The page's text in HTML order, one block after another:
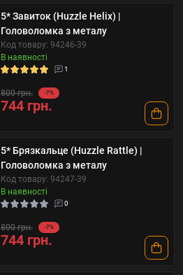
5* Завиток (Huzzle Helix) |
Головоломка з металу
Код товару: 94246-39
В наявності
1
800 грн. -7%
744 грн.
5* Брязкальце (Huzzle Rattle) |
Головоломка з металу
Код товару: 94247-39
В наявності
0
800 грн. -7%
744 грн.